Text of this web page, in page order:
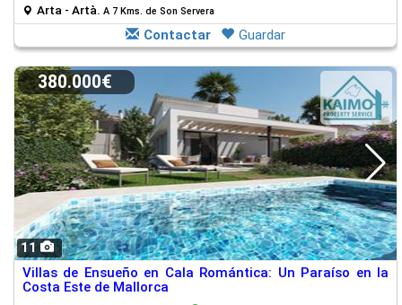
Arta - Artà. A 7 Kms. de Son Servera
Contactar Guardar
11
380.000€
Villas de Ensueño en Cala Romántica: Un Paraíso en la
Costa Este de Mallorca